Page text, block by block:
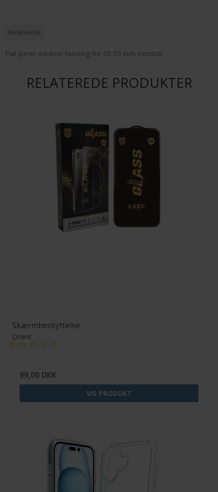
Beskrivelse
Flat panel outdoor housing for 50-55 inch monitor
RELATEREDE PRODUKTER
Skærmbeskyttelse
Orient
99,00 DKK
VIS PRODUKT